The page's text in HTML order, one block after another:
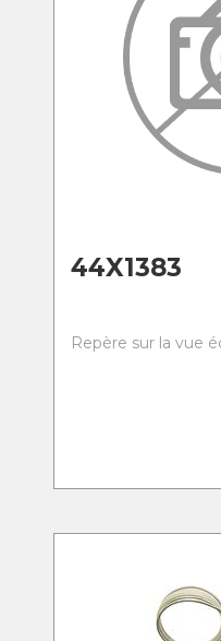
44X1383
Repère sur la vue